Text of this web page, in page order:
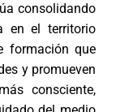
consolidando
en el territorio
formación que
y promueven
consciente,